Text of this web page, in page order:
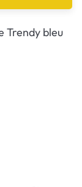
Trendy bleu